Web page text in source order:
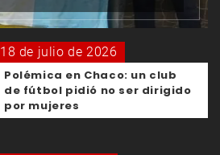
18 de julio de 2026
Polémica en Chaco: un club
de fútbol pidió no ser dirigido
por mujeres